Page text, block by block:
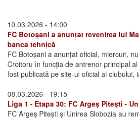
10.03.2026 - 14:00
FC Botoșani a anunțat revenirea lui
banca tehnică
FC Botoșani a anunțat oficial, miercuri,
Croitoru în funcția de antrenor principal
fost publicată pe site-ul oficial al clubului,
08.03.2026 - 19:15
Liga 1 - Etapa 30: FC Argeș Pitești -
FC Argeș Pitești și Unirea Slobozia au